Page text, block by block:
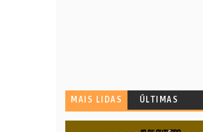
MAIS LIDAS ÚLTIMAS